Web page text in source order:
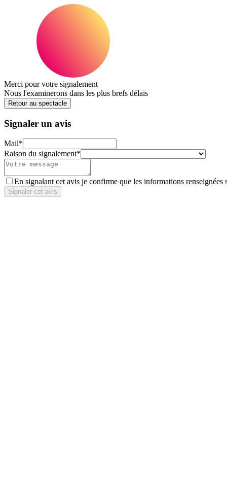
Merci pour votre signalement
Nous l'examinerons dans les plus brefs délais
Retour au spectacle
Signaler un avis
Mail*
Raison du signalement*
En signalant cet avis je confirme que les informations renseignées
Signaler cet avis